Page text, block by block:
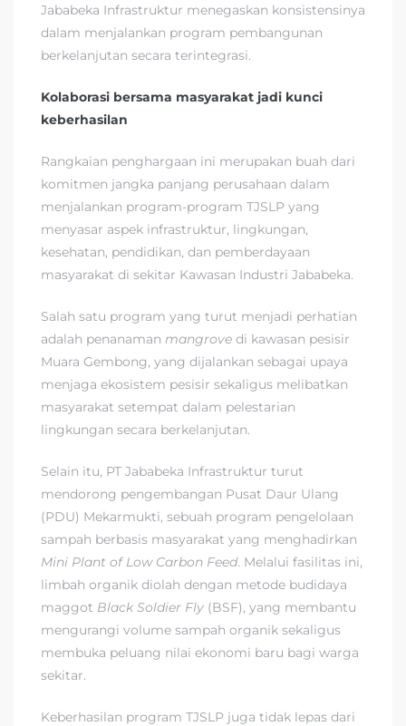
Jababeka Infrastruktur menegaskan konsistensinya
dalam menjalankan program pembangunan
berkelanjutan secara terintegrasi.
Kolaborasi bersama masyarakat jadi kunci
keberhasilan
Rangkaian penghargaan ini merupakan buah dari
komitmen jangka panjang perusahaan dalam
menjalankan program-program TJSLP yang
menyasar aspek infrastruktur, lingkungan,
kesehatan, pendidikan, dan pemberdayaan
masyarakat di sekitar Kawasan Industri Jababeka.
Salah satu program yang turut menjadi perhatian
adalah penanaman mangrove di kawasan pesisir
Muara Gembong, yang dijalankan sebagai upaya
menjaga ekosistem pesisir sekaligus melibatkan
masyarakat setempat dalam pelestarian
lingkungan secara berkelanjutan.
Selain itu, PT Jababeka Infrastruktur turut
mendorong pengembangan Pusat Daur Ulang
(PDU) Mekarmukti, sebuah program pengelolaan
sampah berbasis masyarakat yang menghadirkan
Mini Plant of Low Carbon Feed. Melalui fasilitas ini,
limbah organik diolah dengan metode budidaya
maggot Black Soldier Fly (BSF), yang membantu
mengurangi volume sampah organik sekaligus
membuka peluang nilai ekonomi baru bagi warga
sekitar.
Keberhasilan program TJSLP juga tidak lepas dari